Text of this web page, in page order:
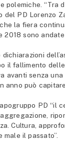
polemiche. “Tra
del PD Lorenzo
la fiera
2018 sono
dichiarazioni
il fallimento
avanti senza
anno può
PD “il
Cultura,
male il passato”.